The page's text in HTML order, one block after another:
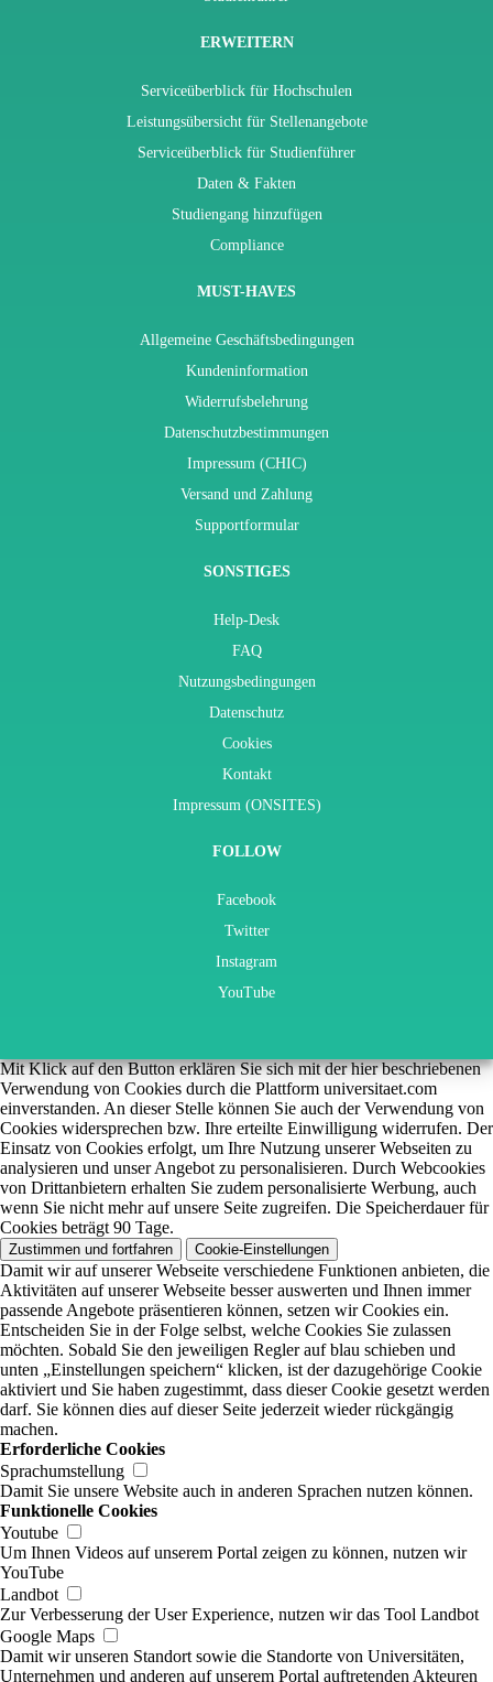
ERWEITERN
Serviceüberblick für Hochschulen
Leistungsübersicht für Stellenangebote
Serviceüberblick für Studienführer
Daten & Fakten
Studiengang hinzufügen
Compliance
MUST-HAVES
Allgemeine Geschäftsbedingungen
Kundeninformation
Widerrufsbelehrung
Datenschutzbestimmungen
Impressum (CHIC)
Versand und Zahlung
Supportformular
SONSTIGES
Help-Desk
FAQ
Nutzungsbedingungen
Datenschutz
Cookies
Kontakt
Impressum (ONSITES)
FOLLOW
Facebook
Twitter
Instagram
YouTube
Mit Klick auf den Button erklären Sie sich mit der hier beschriebenen
Verwendung von Cookies durch die Plattform universitaet.com
einverstanden. An dieser Stelle können Sie auch der Verwendung von
Cookies widersprechen bzw. Ihre erteilte Einwilligung widerrufen. Der
Einsatz von Cookies erfolgt, um Ihre Nutzung unserer Webseiten zu
analysieren und unser Angebot zu personalisieren. Durch Webcookies
von Drittanbietern erhalten Sie zudem personalisierte Werbung, auch
wenn Sie nicht mehr auf unsere Seite zugreifen. Die Speicherdauer für
Cookies beträgt 90 Tage.
Zustimmen und fortfahren Cookie-Einstellungen
Damit wir auf unserer Webseite verschiedene Funktionen anbieten, die
Aktivitäten auf unserer Webseite besser auswerten und Ihnen immer
passende Angebote präsentieren können, setzen wir Cookies ein.
Entscheiden Sie in der Folge selbst, welche Cookies Sie zulassen
möchten. Sobald Sie den jeweiligen Regler auf blau schieben und
unten „Einstellungen speichern“ klicken, ist der dazugehörige Cookie
aktiviert und Sie haben zugestimmt, dass dieser Cookie gesetzt werden
darf. Sie können dies auf dieser Seite jederzeit wieder rückgängig
machen.
Erforderliche Cookies
Sprachumstellung
Damit Sie unsere Website auch in anderen Sprachen nutzen können.
Funktionelle Cookies
Youtube
Um Ihnen Videos auf unserem Portal zeigen zu können, nutzen wir
YouTube
Landbot
Zur Verbesserung der User Experience, nutzen wir das Tool Landbot
Google Maps
Damit wir unseren Standort sowie die Standorte von Universitäten,
Unternehmen und anderen auf unserem Portal auftretenden Akteuren